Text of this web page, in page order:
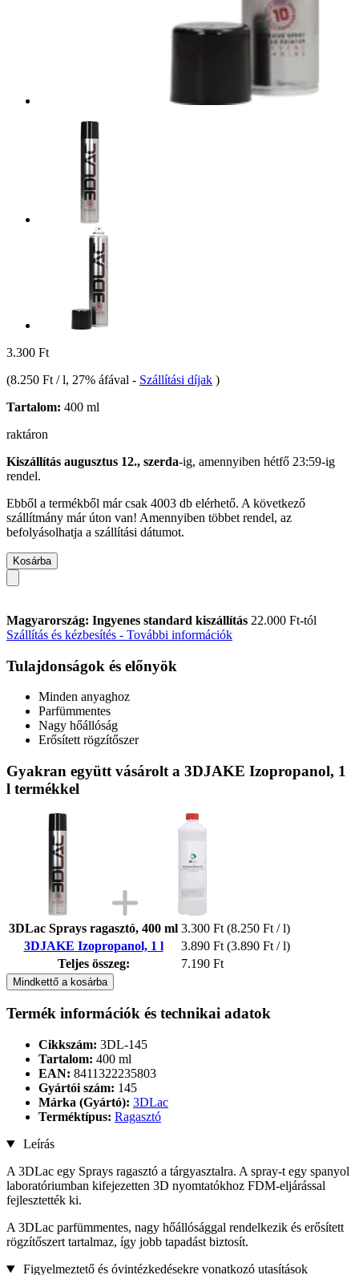
3.300 Ft
(8.250 Ft / l, 27% áfával - Szállítási díjak )
Tartalom: 400 ml
raktáron
Kiszállítás augusztus 12., szerda-ig, amennyiben hétfő 23:59-ig
rendel.
Ebből a termékből már csak 4003 db elérhető. A következő
szállítmány már úton van! Amennyiben többet rendel, az
befolyásolhatja a szállítási dátumot.
Kosárba
Magyarország: Ingyenes standard kiszállítás 22.000 Ft-tól
Szállítás és kézbesítés - További információk
Tulajdonságok és előnyök
Minden anyaghoz
Parfümmentes
Nagy hőállóság
Erősített rögzítőszer
Gyakran együtt vásárolt a 3DJAKE Izopropanol, 1
l termékkel
3DLac Sprays ragasztó, 400 ml 3.300 Ft (8.250 Ft / l)
3DJAKE Izopropanol, 1 l
3.890 Ft (3.890 Ft / l)
Teljes összeg:
7.190 Ft
Mindkettő a kosárba
Termék információk és technikai adatok
Cikkszám: 3DL-145
Tartalom: 400 ml
EAN: 8411322235803
Gyártói szám: 145
Márka (Gyártó): 3DLac
Terméktípus: Ragasztó
Leírás
A 3DLac egy Sprays ragasztó a tárgyasztalra. A spray-t egy spanyol
laboratóriumban kifejezetten 3D nyomtatókhoz FDM-eljárással
fejlesztették ki.
A 3DLac parfümmentes, nagy hőállósággal rendelkezik és erősített
rögzítőszert tartalmaz, így jobb tapadást biztosít.
Figyelmeztető és óvintézkedésekre vonatkozó utasítások